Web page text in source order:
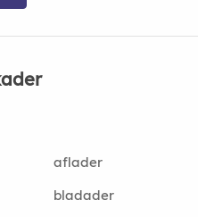
aflader
bladader